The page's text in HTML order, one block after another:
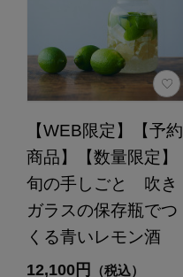
【WEB限定】【予約
商品】【数量限定】
旬の手しごと 吹き
ガラスの保存瓶でつ
くる青いレモン酒
12,100円 （税込）